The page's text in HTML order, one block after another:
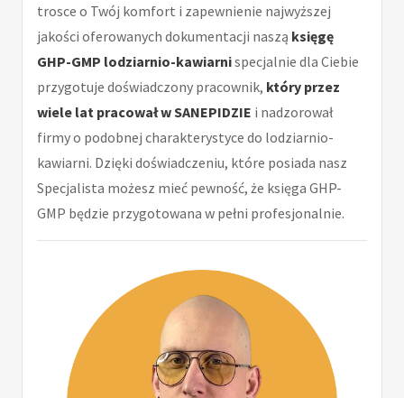
trosce o Twój komfort i zapewnienie najwyższej
jakości oferowanych dokumentacji naszą księgę
GHP-GMP lodziarnio-kawiarnispecjalnie dla Ciebie
przygotuje doświadczony pracownik, który przez
wiele lat pracował w SANEPIDZIE i nadzorował
firmy o podobnej charakterystyce do lodziarnio-
kawiarni. Dzięki doświadczeniu, które posiada nasz
Specjalista możesz mieć pewność, że księga GHP-
GMP będzie przygotowana w pełni profesjonalnie.